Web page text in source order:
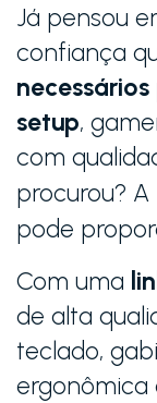
Já pensou
confiança
setup,
com
procurou? A
pode
Com uma
de alta
teclado,
ergonômica